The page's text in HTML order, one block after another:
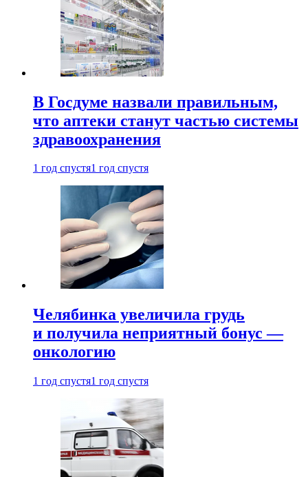
В Госдуме назвали правильным,
что аптеки станут частью системы
здравоохранения
1 год спустя1 год спустя
Челябинка увеличила грудь
и получила неприятный бонус —
онкологию
1 год спустя1 год спустя